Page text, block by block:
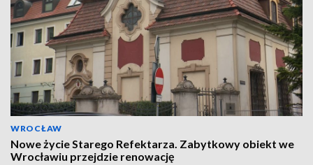
WROCŁAW
Nowe życie Starego Refektarza. Zabytkowy obiekt we
Wrocławiu przejdzie renowację